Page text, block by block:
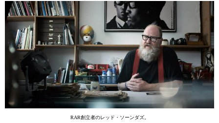
RAR創立者のレッド・ソーンダズ。